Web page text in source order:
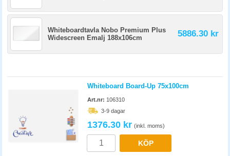
Whiteboardtavla Nobo Premium Plus
Widescreen Emalj 188x106cm
5886.30 kr
Whiteboard Board-Up 75x100cm
Art.nr: 106310
3-9 dagar
1376.30 kr (inkl. moms)
KÖP